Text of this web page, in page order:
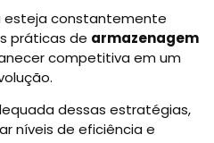
esteja constantemente
práticas de armazenagem
competitiva em um
dessas estratégias,
níveis de eficiência e